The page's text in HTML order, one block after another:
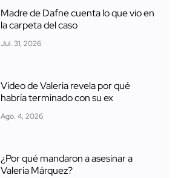
Madre de Dafne cuenta lo que vio en
la carpeta del caso
Jul. 31, 2026
Video de Valeria revela por qué
habría terminado con su ex
Ago. 4, 2026
¿Por qué mandaron a asesinar a
Valeria Márquez?